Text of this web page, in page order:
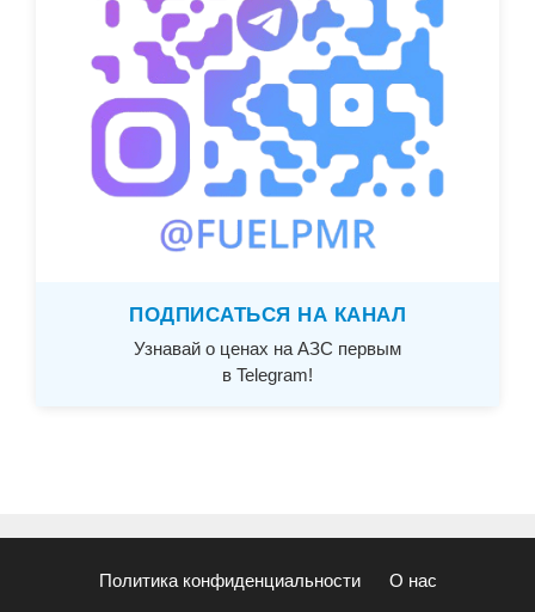
ПОДПИСАТЬСЯ НА КАНАЛ
Узнавай о ценах на АЗС первым
в Telegram!
Политика конфиденциальности О нас